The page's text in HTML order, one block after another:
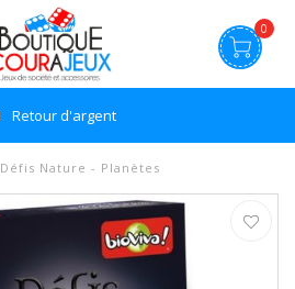
0
Retour d'argent
Défis Nature - Planètes